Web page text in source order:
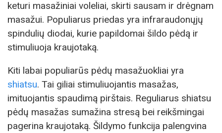
keturi masažiniai voleliai, skirti sausam ir drėgnam
masažui. Populiarus priedas yra infraraudonųjų
spindulių diodai, kurie papildomai šildo pėdą ir
stimuliuoja kraujotaką.
Kiti labai populiarūs pėdų masažuokliai yra
shiatsu. Tai giliai stimuliuojantis masažas,
imituojantis spaudimą pirštais. Reguliarus shiatsu
pėdų masažas sumažina stresą bei reikšmingai
pagerina kraujotaką. Šildymo funkcija palengvina